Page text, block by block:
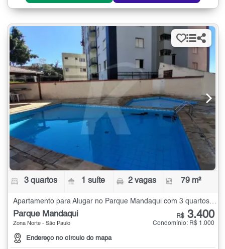
3 quartos 1 suíte 2 vagas 79 m²
Apartamento para Alugar no Parque Mandaqui com 3 quartos - 79 m²
Parque Mandaqui
Zona Norte - São Paulo
Endereço no círculo do mapa
R$ 3.400
Condomínio: R$ 1.000